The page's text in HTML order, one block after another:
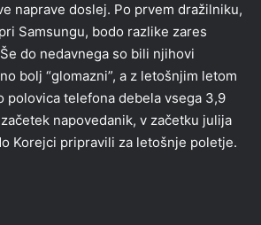
naprave doslej. Po prvem dražilniku,
Samsungu, bodo razlike zares
do nedavnega so bili njihovi
bolj “glomazni”, a z letošnjim letom
polovica telefona debela vsega 3,9
napovedanik, v začetku julija
Korejci pripravili za letošnje poletje.